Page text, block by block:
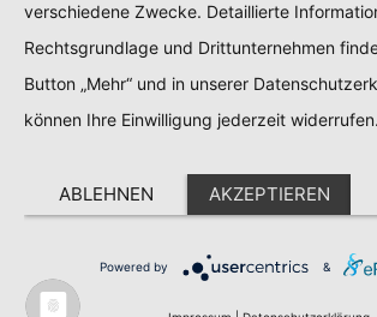
verschiedene Zwecke. Detaillierte
Rechtsgrundlage und Drittunternehmen
Button „Mehr“ und in unserer
können Ihre Einwilligung jederzeit widerrufen.
ABLEHNEN AKZEPTIEREN
Powered by &